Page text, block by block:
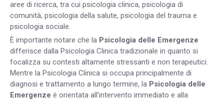
aree di ricerca, tra cui psicologia clinica, psicologia di
comunità, psicologia della salute, psicologia del trauma e
psicologia sociale.
È importante notare che la Psicologia delle Emergenze
differisce dalla Psicologia Clinica tradizionale in quanto si
focalizza su contesti altamente stressanti e non terapeutici.
Mentre la Psicologia Clinica si occupa principalmente di
diagnosi e trattamento a lungo termine, la Psicologia delle
Emergenze è orientata all’intervento immediato e alla